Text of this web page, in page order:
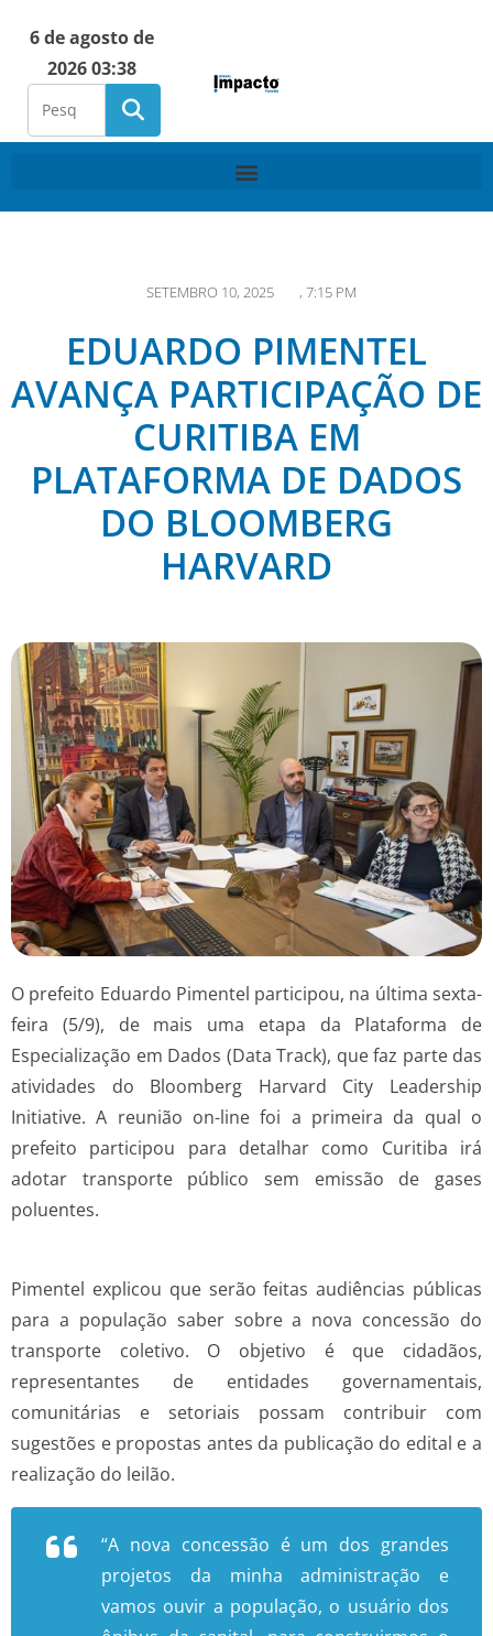
6 de agosto de
2026 03:38
SETEMBRO 10, 2025 , 7:15 PM
EDUARDO PIMENTEL
AVANÇA PARTICIPAÇÃO DE
CURITIBA EM
PLATAFORMA DE DADOS
DO BLOOMBERG
HARVARD
O prefeito Eduardo Pimentel participou, na última sexta-
feira (5/9), de mais uma etapa da Plataforma de
Especialização em Dados (Data Track), que faz parte das
atividades do Bloomberg Harvard City Leadership
Initiative. A reunião on-line foi a primeira da qual o
prefeito participou para detalhar como Curitiba irá
adotar transporte público sem emissão de gases
poluentes.
Pimentel explicou que serão feitas audiências públicas
para a população saber sobre a nova concessão do
transporte coletivo. O objetivo é que cidadãos,
representantes de entidades governamentais,
comunitárias e setoriais possam contribuir com
sugestões e propostas antes da publicação do edital e a
realização do leilão.
“A nova concessão é um dos grandes
projetos da minha administração e
vamos ouvir a população, o usuário dos